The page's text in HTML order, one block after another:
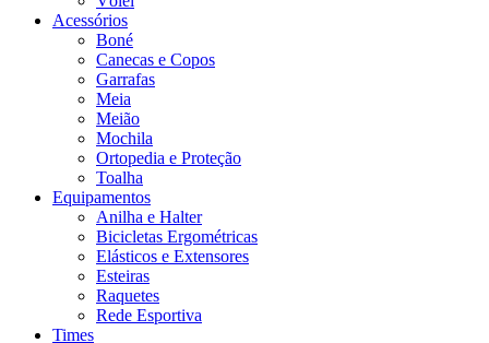
Acessórios
Boné
Canecas e Copos
Garrafas
Meia
Meião
Mochila
Ortopedia e Proteção
Toalha
Equipamentos
Anilha e Halter
Bicicletas Ergométricas
Elásticos e Extensores
Esteiras
Raquetes
Rede Esportiva
Times